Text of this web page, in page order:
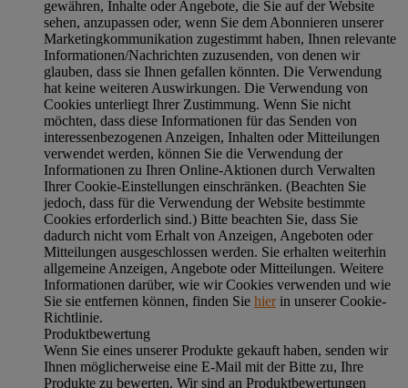
gewähren, Inhalte oder Angebote, die Sie auf der Website
sehen, anzupassen oder, wenn Sie dem Abonnieren unserer
Marketingkommunikation zugestimmt haben, Ihnen relevante
Informationen/Nachrichten zuzusenden, von denen wir
glauben, dass sie Ihnen gefallen könnten. Die Verwendung
hat keine weiteren Auswirkungen. Die Verwendung von
Cookies unterliegt Ihrer Zustimmung. Wenn Sie nicht
möchten, dass diese Informationen für das Senden von
interessenbezogenen Anzeigen, Inhalten oder Mitteilungen
verwendet werden, können Sie die Verwendung der
Informationen zu Ihren Online-Aktionen durch Verwalten
Ihrer Cookie-Einstellungen einschränken. (Beachten Sie
jedoch, dass für die Verwendung der Website bestimmte
Cookies erforderlich sind.) Bitte beachten Sie, dass Sie
dadurch nicht vom Erhalt von Anzeigen, Angeboten oder
Mitteilungen ausgeschlossen werden. Sie erhalten weiterhin
allgemeine Anzeigen, Angebote oder Mitteilungen. Weitere
Informationen darüber, wie wir Cookies verwenden und wie
Sie sie entfernen können, finden Sie hierin unserer Cookie-
Richtlinie.
Produktbewertung
Wenn Sie eines unserer Produkte gekauft haben, senden wir
Ihnen möglicherweise eine E-Mail mit der Bitte zu, Ihre
Produkte zu bewerten. Wir sind an Produktbewertungen